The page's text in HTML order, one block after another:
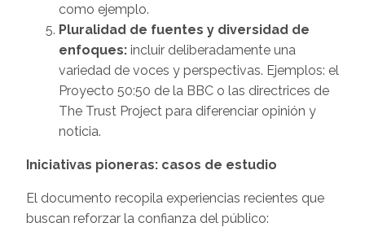
como ejemplo.
Pluralidad de fuentes y diversidad de
enfoques: incluir deliberadamente una
variedad de voces y perspectivas. Ejemplos: el
Proyecto 50:50 de la BBC o las directrices de
The Trust Project para diferenciar opinión y
noticia.
Iniciativas pioneras: casos de estudio
El documento recopila experiencias recientes que
buscan reforzar la confianza del público: